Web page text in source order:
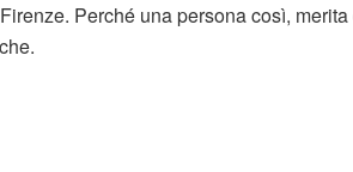
Perché una persona così,